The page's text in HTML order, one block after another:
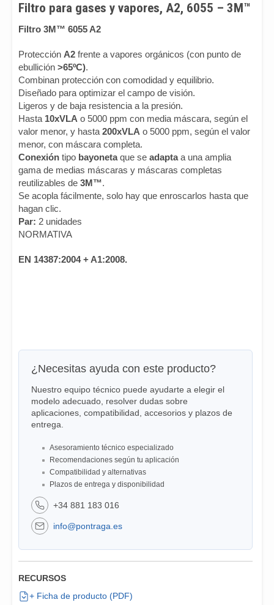
Filtro para gases y vapores, A2, 6055 – 3M™
Filtro 3M™ 6055 A2
Protección A2 frente a vapores orgánicos (con punto de
ebullición >65ºC).
Combinan protección con comodidad y equilibrio.
Diseñado para optimizar el campo de visión.
Ligeros y de baja resistencia a la presión.
Hasta 10xVLA o 5000 ppm con media máscara, según el
valor menor, y hasta 200xVLA o 5000 ppm, según el valor
menor, con máscara completa.
Conexión tipo bayonetaque se adaptaa una amplia
gama de medias máscaras y máscaras completas
reutilizables de 3M™.
Se acopla fácilmente, solo hay que enroscarlos hasta que
hagan clic.
Par: 2 unidades
NORMATIVA
EN 14387:2004 + A1:2008.
¿Necesitas ayuda con este producto?
Nuestro equipo técnico puede ayudarte a elegir el
modelo adecuado, resolver dudas sobre
aplicaciones, compatibilidad, accesorios y plazos de
entrega.
Asesoramiento técnico especializado
Recomendaciones según tu aplicación
Compatibilidad y alternativas
Plazos de entrega y disponibilidad
+34 881 183 016
info@pontraga.es
RECURSOS
+ Ficha de producto (PDF)